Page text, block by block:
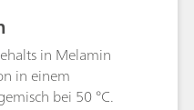
in Melamin
in einem
bei 50 °C.